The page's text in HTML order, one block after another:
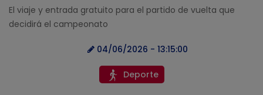
El viaje y entrada gratuito para el partido de vuelta que
decidirá el campeonato
04/06/2026 - 13:15:00
Deporte